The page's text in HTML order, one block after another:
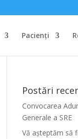
Pacienți
Postări
Convocarea
Generale a SRE
Vă așteptăm să